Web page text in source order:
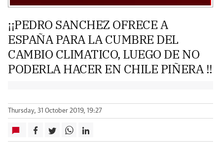
¡¡PEDRO SANCHEZ OFRECE A
ESPAÑA PARA LA CUMBRE DEL
CAMBIO CLIMATICO, LUEGO DE NO
PODERLA HACER EN CHILE PIÑERA !!
Thursday, 31 October 2019, 19:27